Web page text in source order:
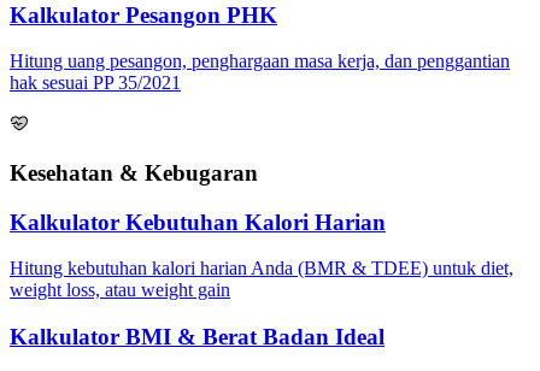
Kalkulator Pesangon PHK
Hitung uang pesangon, penghargaan masa kerja, dan penggantian
hak sesuai PP 35/2021
Kesehatan & Kebugaran
Kalkulator Kebutuhan Kalori Harian
Hitung kebutuhan kalori harian Anda (BMR & TDEE) untuk diet,
weight loss, atau weight gain
Kalkulator BMI & Berat Badan Ideal